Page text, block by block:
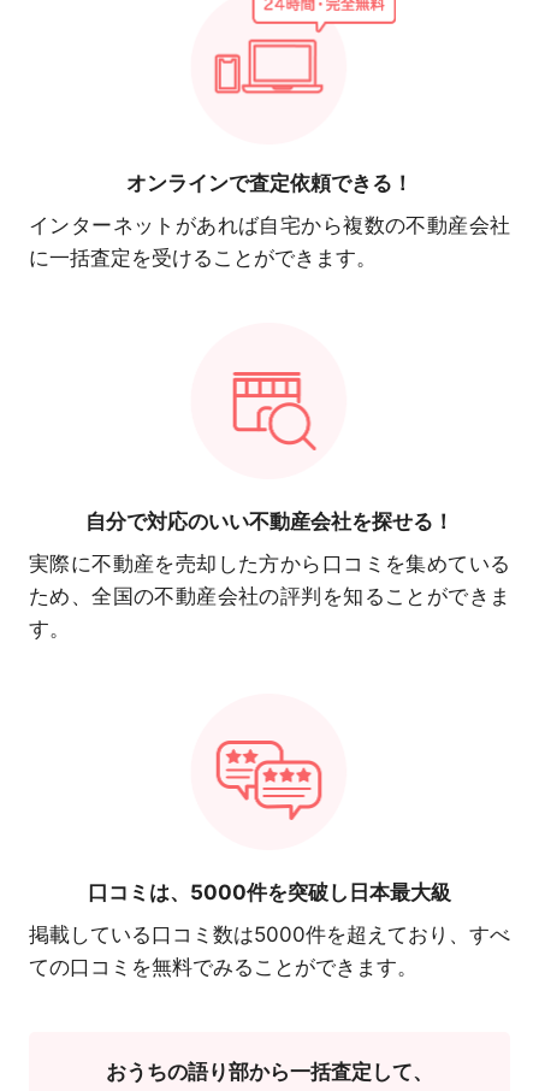
オンラインで査定依頼できる！
インターネットがあれば自宅から複数の不動産会社
に一括査定を受けることができます。
自分で対応のいい不動産会社を探せる！
実際に不動産を売却した方から口コミを集めている
ため、全国の不動産会社の評判を知ることができま
す。
口コミは、 5000件を突破し日本最大級
掲載している口コミ数は5000件を超えており、すべ
ての口コミを無料でみることができます。
おうちの語り部から一括査定して、